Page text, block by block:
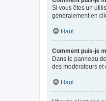
Si vous êtes un
généralement en
Haut
Comment puis-je
Dans le panneau
des modérateurs et
Haut